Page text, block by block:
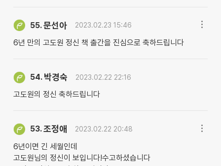
55.문선아 2023.02.23 15:46
6년 만의 고도원 정신 책 출간을 진심으로 축하드립니다
54. 박경숙 2023.02.22 22:16
고도원의 정신 축하드립니다
53.조정애 2023.02.22 20:48
6년이면 긴 세월인데
고도원님의 정신이 보입니다!수고하셨습니다